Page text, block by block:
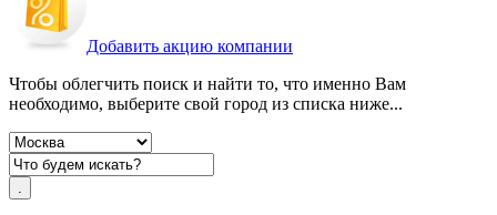
Добавить акцию компании
Чтобы облегчить поиск и найти то, что именно Вам
необходимо, выберите свой город из списка ниже...